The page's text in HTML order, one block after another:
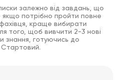
залежно від завдань, що
потрібно пройти повне
краще вибирати
того, щоб вивчити 2-3 нові
знання, готуючись до
Стартовий.